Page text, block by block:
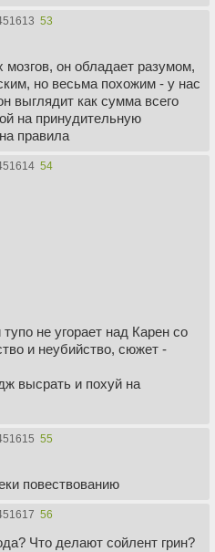
53
мозгов, он обладает разумом,
но весьма похожим - у нас
выглядит как сумма всего
на принудительную
правила
54
не угорает над Карен со
и неубийство, сюжет -
высрать и похуй на
55
повествованию
56
Что делают сойлент грин?